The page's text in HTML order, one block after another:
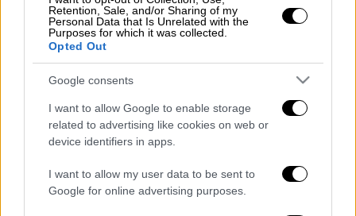
Retention, Sale, and/or Sharing of my
Personal Data that Is Unrelated with the
Purposes for which it was collected.
Opted Out
Google consents
I want to allow Google to enable storage
related to advertising like cookies on web or
device identifiers in apps.
I want to allow my user data to be sent to
Google for online advertising purposes.
Τετάρτη 16 Νοεμβρίου στο «Saban Media
Center».
ΟΛΕΣ ΟΙ ΕΙΔΗΣΕΙΣ
Αδιανόητες δηλώσεις Πάτση μετά τη
διαγραφή: «Αφού είναι νόμιμο τότε τι
συζητάμε;»
Κατατέθηκε η τροπολογία για το
«καλάθι του νοικοκυριού»